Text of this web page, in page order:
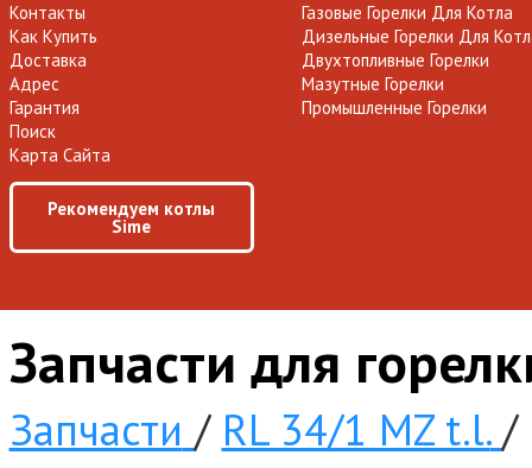
Контакты
Как Купить
Доставка
Адрес
Гарантия
Поиск
Карта Сайта
Рекомендуем котлы
Sime
Газовые Горелки Для Котла
Дизельные Горелки Для
Двухтопливные Горелки
Мазутные Горелки
Промышленные Горелки
Запчасти для
Запчасти / RL 34/1 MZ t.l. /